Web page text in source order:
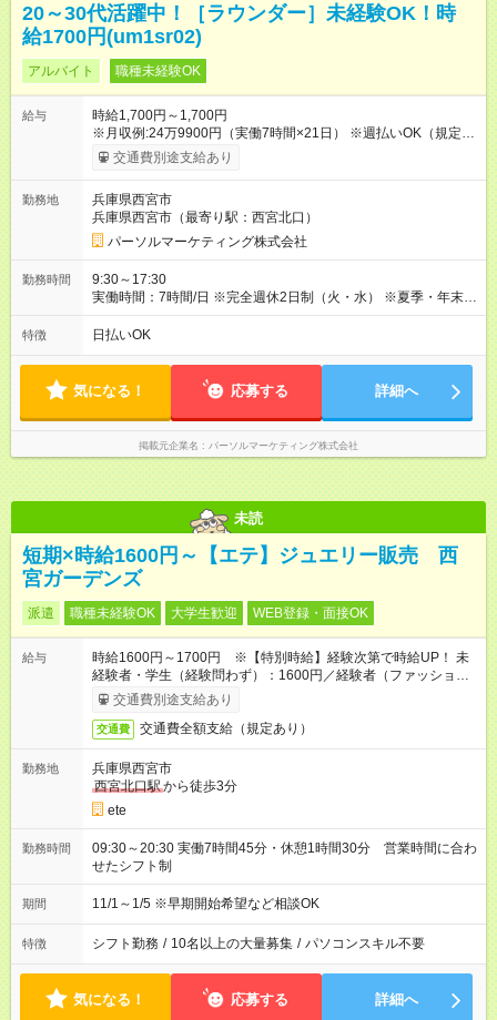
20～30代活躍中！［ラウンダー］未経験OK！時
給1700円(um1sr02)
アルバイト 職種未経験OK
給与
時給1,700円～1,700円
※月収例:24万9900円（実働7時間×21日） ※週払いOK（規定
有） 【試用期間】試用期間なし
交通費別途支給あり
勤務地
兵庫県西宮市
兵庫県西宮市（最寄り駅：西宮北口）
パーソルマーケティング株式会社
勤務時間
9:30～17:30
実働時間：7時間/日 ※完全週休2日制（火・水） ※夏季・年末年
始休暇あり ※基本的に定時退社です
特徴 日払いOK
気になる！ 応募する 詳細へ
掲載元企業名 パーソルマーケティング株式会社
未読
短期×時給1600円～【エテ】ジュエリー販売 西
宮ガーデンズ
派遣 職種未経験OK 大学生歓迎 WEB登録・面接OK
給与
時給1600円～1700円 ※【特別時給】経験次第で時給UP！ 未
経験者・学生（経験問わず）：1600円／経験者（ファッション
商材販売半年以上）：1650～1700円
交通費別途支給あり
交通費 交通費全額支給（規定あり）
勤務地
兵庫県西宮市
西宮北口駅から徒歩3分
ete
勤務時間
09:30～20:30 実働7時間45分・休憩1時間30分 営業時間に合わ
せたシフト制
期間 11/1～1/5 ※早期開始希望など相談OK
特徴 シフト勤務 / 10名以上の大量募集 / パソコンスキル不要
気になる！ 応募する 詳細へ